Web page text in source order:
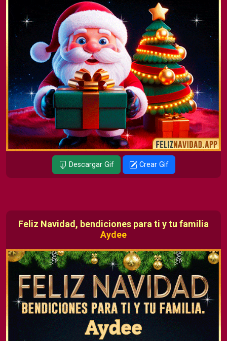
Descargar Gif Crear Gif
Feliz Navidad, bendiciones para ti y tu familia
Aydee